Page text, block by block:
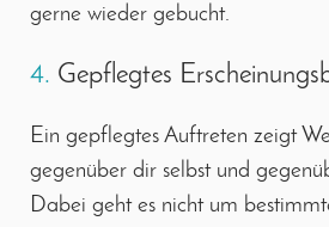
gerne wieder gebucht.
4. Gepflegtes
Ein gepflegtes Auftreten zeigt
gegenüber dir selbst und
Dabei geht es nicht um